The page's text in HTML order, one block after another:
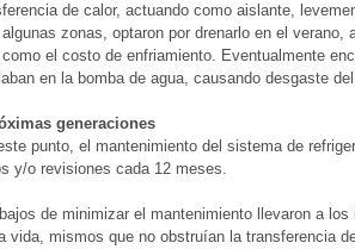
de calor, actuando como aislante,
zonas, optaron por drenarlo en el
como el costo de enfriamiento. Eventualmente
en la bomba de agua, causando desgaste
generaciones
punto, el mantenimiento del sistema de
y/o revisiones cada 12 meses.
de minimizar el mantenimiento llevaron a
vida, mismos que no obstruían la transferencia